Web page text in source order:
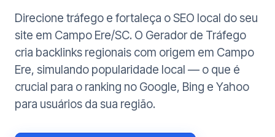
Direcione tráfego e fortaleça o SEO local do seu
site em Campo Ere/SC. O Gerador de Tráfego
cria backlinks regionais com origem em Campo
Ere, simulando popularidade local — o que é
crucial para o ranking no Google, Bing e Yahoo
para usuários da sua região.